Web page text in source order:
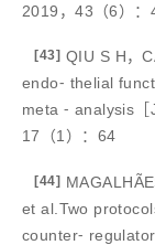
2019，43（6）
[43] QIU S H，
endo⁃ thelial
meta ⁃ analysis
17（1）：64
[44]
et al.Two
counter⁃